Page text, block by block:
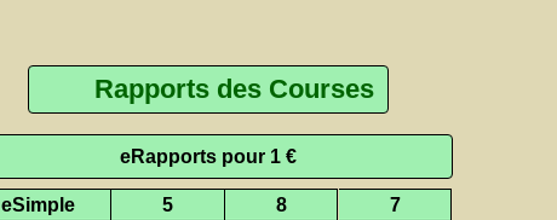
Rapports des Courses
eRapports pour 1 €
eSimple 5 8
7